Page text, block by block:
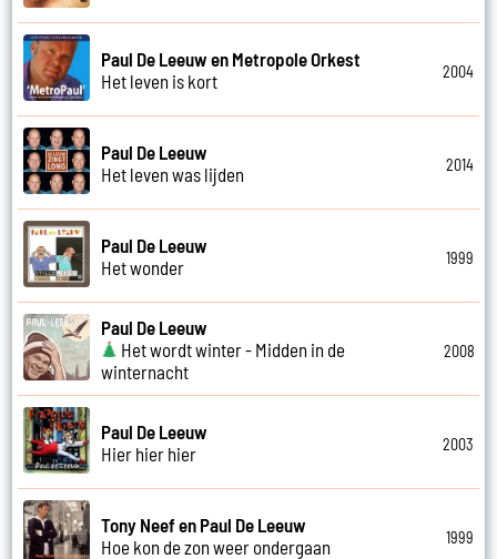
Paul De Leeuw en Metropole Orkest
Het leven is kort
2004
Paul De Leeuw
Het leven was lijden
2014
Paul De Leeuw
Het wonder
1999
Paul De Leeuw
Het wordt winter - Midden in de
winternacht
2008
Paul De Leeuw
Hier hier hier
2003
Tony Neef en Paul De Leeuw
Hoe kon de zon weer ondergaan
1999